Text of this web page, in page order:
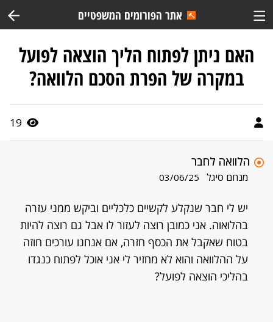
אתר הפורומים המשפטיים
האם ניתן לפתוח הליך הוצאה לפועל
במקרה של הפרת הסכם הלוואה?
19
הלוואה לחבר
מנחם סיגל 03/06/25
יש לי חבר שנקלע לקשיים כלכליים וביקש ממני עזרה
בהלואוה. אני כמובן רוצה לעזור לו אבל גם רוצה להיות
בטוח שאקבל את הכסף חזרה, אם אנחנו עורכים חוזה
על ההלוואה והוא לא מחזיר לי אני אוכל לפתוח כנגדו
בהליכי הוצאה לפועל?